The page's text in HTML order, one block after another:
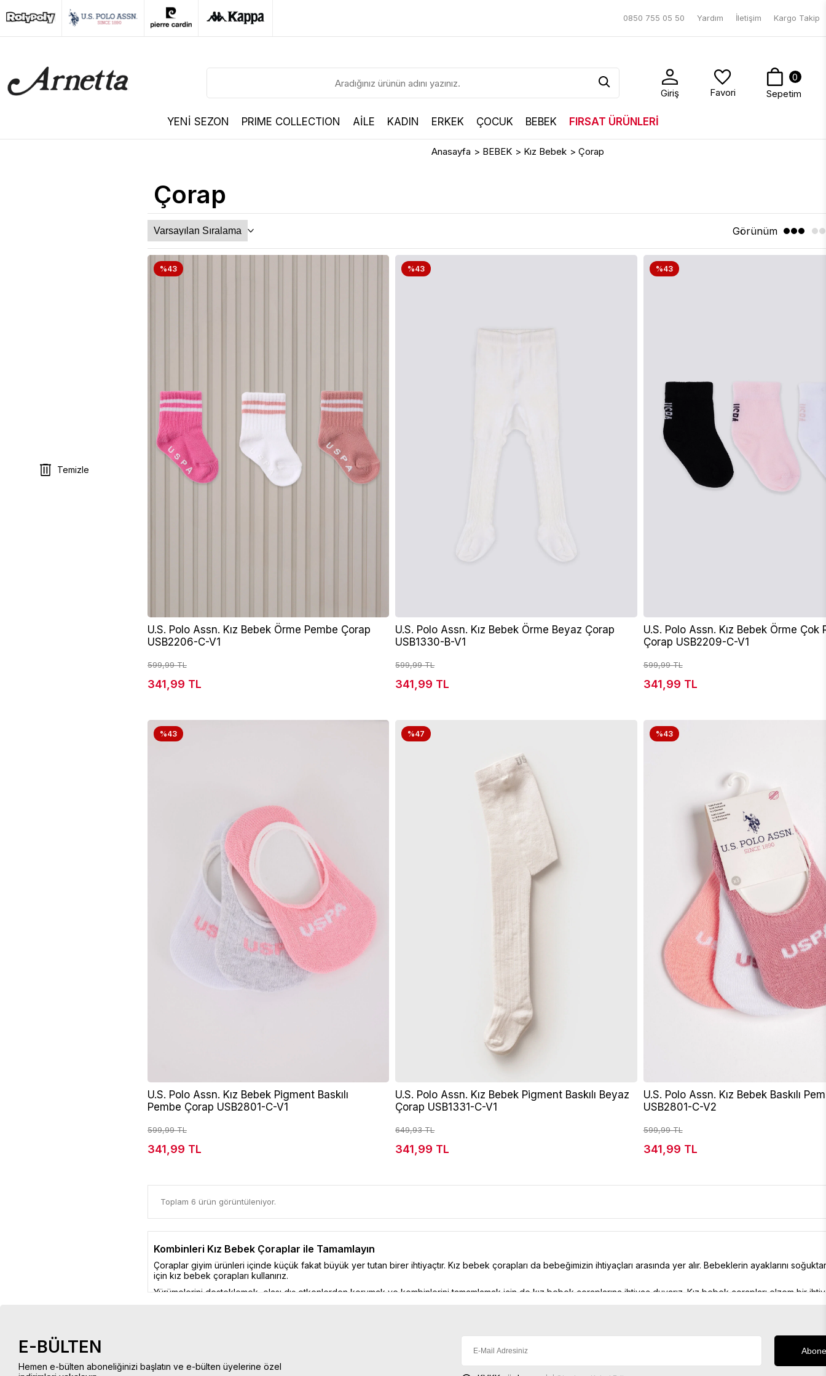
0850 755 05 50 Yardım İletişim Kargo Takip
Giriş Favori
0
Sepetim
YENİ SEZON PRIME COLLECTION AİLE KADIN ERKEK ÇOCUK BEBEK FIRSAT ÜRÜNLERİ
Temizle
Anasayfa > BEBEK > Kız Bebek > Çorap
Çorap
Görünüm
%43
U.S. Polo Assn. Kız Bebek Örme Pembe Çorap
USB2206-C-V1
599,99 TL
341,99 TL
%43
U.S. Polo Assn. Kız Bebek Örme Beyaz Çorap
USB1330-B-V1
599,99 TL
341,99 TL
%43
U.S. Polo Assn. Kız Bebek Örme Çok
Çorap USB2209-C-V1
599,99 TL
341,99 TL
%43
U.S. Polo Assn. Kız Bebek Pigment Baskılı
Pembe Çorap USB2801-C-V1
599,99 TL
341,99 TL
%47
U.S. Polo Assn. Kız Bebek Pigment Baskılı Beyaz
Çorap USB1331-C-V1
649,93 TL
341,99 TL
%43
U.S. Polo Assn. Kız Bebek Baskılı
USB2801-C-V2
599,99 TL
341,99 TL
Toplam 6 ürün görüntüleniyor.
Kombinleri Kız Bebek Çoraplar ile Tamamlayın
Çoraplar giyim ürünleri içinde küçük fakat büyük yer tutan birer ihtiyaçtır. Kız bebek çorapları da bebeğimizin ihtiyaçları arasında yer alır. Bebeklerin ayaklarını
için kız bebek çorapları kullanırız.
Yürümelerini desteklemek, olası dış etkenlerden korumak ve kombinlerini tamamlamak için de kız bebek çoraplarına ihtiyaç duyarız. Kız bebek çorapları elzem bir
Minik Prenseslerimize Rengarenk Kız Bebek Çorap Modelleri
E-BÜLTEN
Hemen e-bülten aboneliğinizi başlatın ve e-bülten üyelerine özel